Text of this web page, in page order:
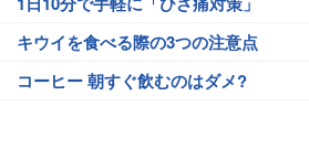
キウイを食べる際の3つの注意点
コーヒー 朝すぐ飲むのはダメ?